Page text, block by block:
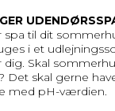
til dit
i et
dig. Skal
Det skal gerne
med pH-værdien.